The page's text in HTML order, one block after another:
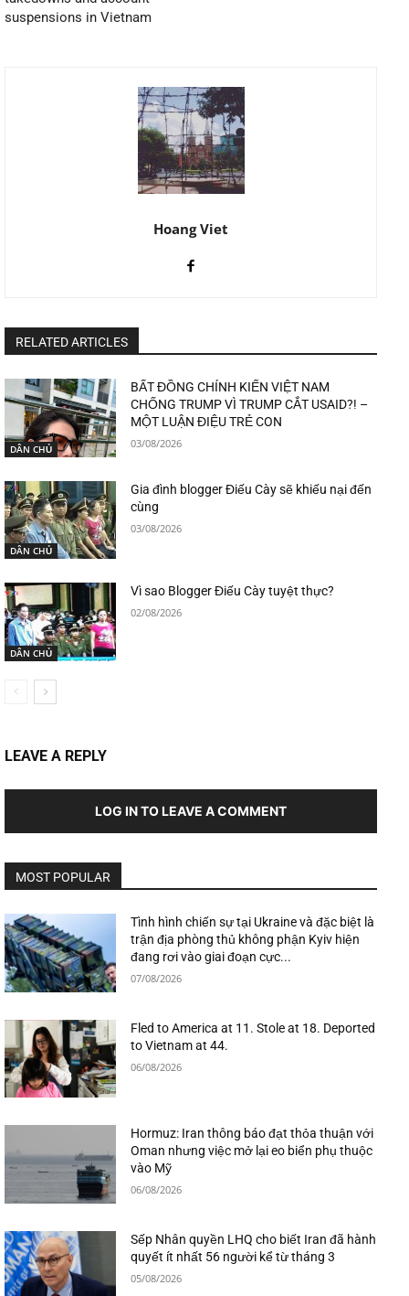
suspensions in Vietnam
Hoang Viet
RELATED ARTICLES
DÂN CHỦ
BẤT ĐỒNG CHÍNH KIẾN VIỆT NAM
CHỐNG TRUMP VÌ TRUMP CẮT USAID?! –
MỘT LUẬN ĐIỆU TRẺ CON
03/08/2026
DÂN CHỦ
Gia đình blogger Điếu Cày sẽ khiếu nại đến
cùng
03/08/2026
DÂN CHỦ
Vì sao Blogger Điếu Cày tuyệt thực?
02/08/2026
LEAVE A REPLY
LOG IN TO LEAVE A COMMENT
MOST POPULAR
Tình hình chiến sự tại Ukraine và đặc biệt là
trận địa phòng thủ không phận Kyiv hiện
đang rơi vào giai đoạn cực...
07/08/2026
Fled to America at 11. Stole at 18. Deported
to Vietnam at 44.
06/08/2026
Hormuz: Iran thông báo đạt thỏa thuận với
Oman nhưng việc mở lại eo biển phụ thuộc
vào Mỹ
06/08/2026
Sếp Nhân quyền LHQ cho biết Iran đã hành
quyết ít nhất 56 người kể từ tháng 3
05/08/2026